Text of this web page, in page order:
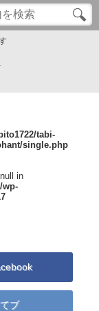
tabi-
single.php
in
wp-
ブ